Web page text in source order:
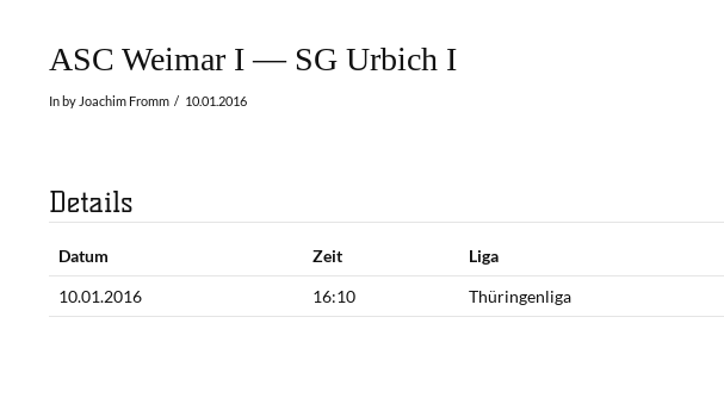
ASC Weimar I — SG Urbich I
In by Joachim Fromm 10.01.2016
Details
Datum Zeit Liga
10.01.2016
16:10 Thüringenliga